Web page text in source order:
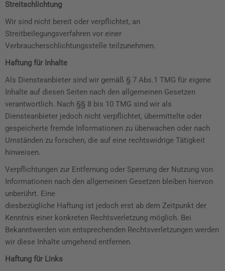
Streitschlichtung
Wir sind nicht bereit oder verpflichtet, an
Streitbeilegungsverfahren vor einer
Verbraucherschlichtungsstelle teilzunehmen.
Haftung für Inhalte
Als Diensteanbieter sind wir gemäß § 7 Abs.1 TMG für eigene
Inhalte auf diesen Seiten nach den allgemeinen Gesetzen
verantwortlich. Nach §§ 8 bis 10 TMG sind wir als
Diensteanbieter jedoch nicht verpflichtet, übermittelte oder
gespeicherte fremde Informationen zu überwachen oder nach
Umständen zu forschen, die auf eine rechtswidrige Tätigkeit
hinweisen.
Verpflichtungen zur Entfernung oder Sperrung der Nutzung von
Informationen nach den allgemeinen Gesetzen bleiben hiervon
unberührt. Eine
diesbezügliche Haftung ist jedoch erst ab dem Zeitpunkt der
Kenntnis einer konkreten Rechtsverletzung möglich. Bei
Bekanntwerden von entsprechenden Rechtsverletzungen werden
wir diese Inhalte umgehend entfernen.
Haftung für Links